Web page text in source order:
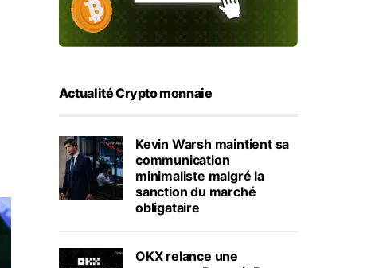
Actualité Crypto monnaie
Kevin Warsh maintient sa
communication
minimaliste malgré la
sanction du marché
obligataire
OKX relance une